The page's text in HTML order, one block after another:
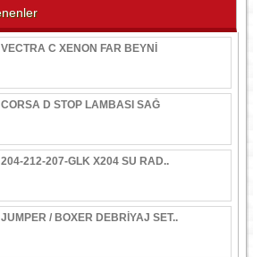
C XENON FAR BEYNİ
D STOP LAMBASI SAĞ
212-207-GLK X204 SU RAD..
/ BOXER DEBRİYAJ SET..